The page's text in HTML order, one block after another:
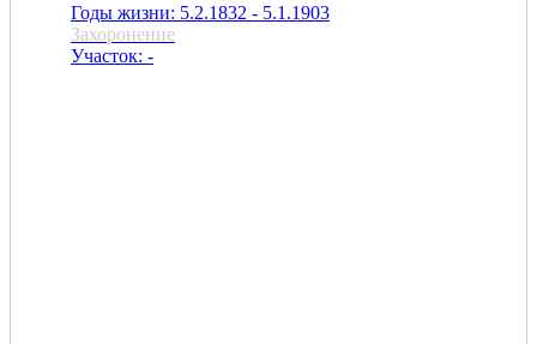
Годы жизни: 5.2.1832 - 5.1.1903
Захоронение
Участок: -